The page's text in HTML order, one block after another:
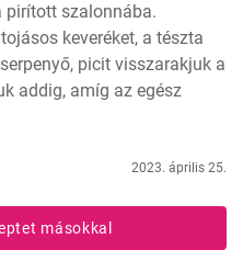
szalonnába.
keveréket, a tészta
picit visszarakjuk a
addig, amíg az egész
2023. április 25.
másokkal